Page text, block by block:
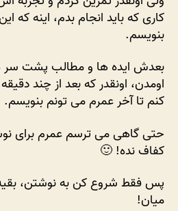
کاری که باید انجام بدم، اینه که
بنویسم.
بعدش ایده ها و مطالب پشت سر
اومدن، اونقدر که بعد از چند
کنم تا آخر عمرم می تونم بنویسم.
حتی گاهی می ترسم عمرم برای
کفاف نده! 🙂
پس فقط شروع کن به نوشتن،
میان!